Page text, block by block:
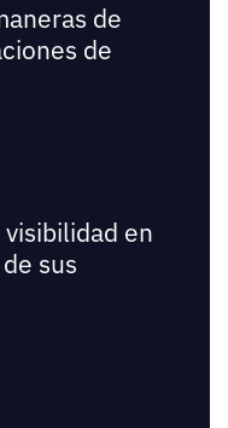
de
de
en
sus